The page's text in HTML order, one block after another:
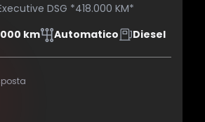
DSG *418.000 KM*
km Automatico Diesel